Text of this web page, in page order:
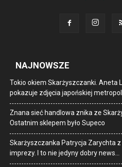
NAJNOWSZE
Tokio okiem Skarżyszczanki. Aneta
pokazuje zdjęcia japońskiej
Znana sieć handlowa znika ze
Ostatnim sklepem było Supeco
Skarżyszczanka Patrycja Zarychta
imprezy. I to nie jedyny dobry news…